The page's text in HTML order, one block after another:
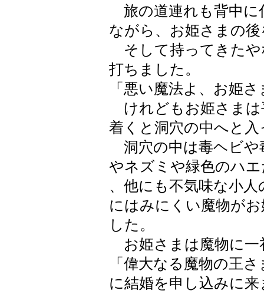
旅の道連れも背中に
ながら、お姫さまの
そして持ってきたや
打ちました。
「悪い魔法よ、お姫
けれどもお姫さまは
着くと洞穴の中へと
洞穴の中は毒ヘビや
やネズミや緑色のハ
、他にも不気味な小
にはみにくい魔物が
した。
お姫さまは魔物に一
「偉大なる魔物の王
に結婚を申し込みに